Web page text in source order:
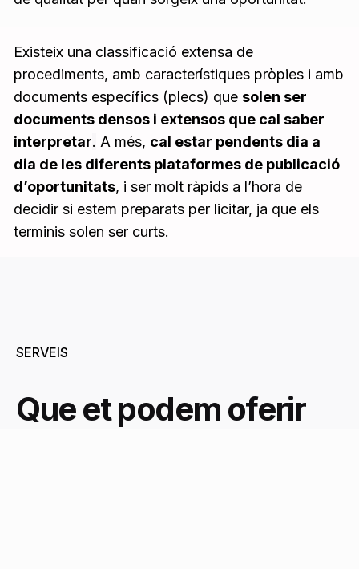
Existeix una classificació extensa de
procediments, amb característiques pròpies i amb
documents específics (plecs) que solen ser
documents densos i extensos que cal saber
interpretar. A més, cal estar pendents dia a
dia de les diferents plataformes de publicació
d’oportunitats, i ser molt ràpids a l’hora de
decidir si estem preparats per licitar, ja que els
terminis solen ser curts.
SERVEIS
Que et podem oferir